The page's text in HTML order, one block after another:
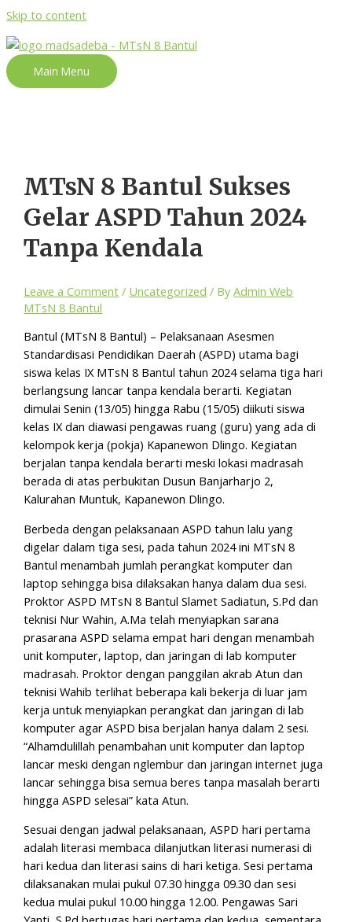
Skip to content
Main Menu
MTsN 8 Bantul Sukses
Gelar ASPD Tahun 2024
Tanpa Kendala
Leave a Comment / Uncategorized / ByAdmin Web
MTsN 8 Bantul
Bantul (MTsN 8 Bantul) – Pelaksanaan Asesmen
Standardisasi Pendidikan Daerah (ASPD) utama bagi
siswa kelas IX MTsN 8 Bantul tahun 2024 selama tiga hari
berlangsung lancar tanpa kendala berarti. Kegiatan
dimulai Senin (13/05) hingga Rabu (15/05) diikuti siswa
kelas IX dan diawasi pengawas ruang (guru) yang ada di
kelompok kerja (pokja) Kapanewon Dlingo. Kegiatan
berjalan tanpa kendala berarti meski lokasi madrasah
berada di atas perbukitan Dusun Banjarharjo 2,
Kalurahan Muntuk, Kapanewon Dlingo.
Berbeda dengan pelaksanaan ASPD tahun lalu yang
digelar dalam tiga sesi, pada tahun 2024 ini MTsN 8
Bantul menambah jumlah perangkat komputer dan
laptop sehingga bisa dilaksakan hanya dalam dua sesi.
Proktor ASPD MTsN 8 Bantul Slamet Sadiatun, S.Pd dan
teknisi Nur Wahin, A.Ma telah menyiapkan sarana
prasarana ASPD selama empat hari dengan menambah
unit komputer, laptop, dan jaringan di lab komputer
madrasah. Proktor dengan panggilan akrab Atun dan
teknisi Wahib terlihat beberapa kali bekerja di luar jam
kerja untuk menyiapkan perangkat dan jaringan di lab
komputer agar ASPD bisa berjalan hanya dalam 2 sesi.
“Alhamdulillah penambahan unit komputer dan laptop
lancar meski dengan nglembur dan jaringan internet juga
lancar sehingga bisa semua beres tanpa masalah berarti
hingga ASPD selesai” kata Atun.
Sesuai dengan jadwal pelaksanaan, ASPD hari pertama
adalah literasi membaca dilanjutkan literasi numerasi di
hari kedua dan literasi sains di hari ketiga. Sesi pertama
dilaksanakan mulai pukul 07.30 hingga 09.30 dan sesi
kedua mulai pukul 10.00 hingga 12.00. Pengawas Sari